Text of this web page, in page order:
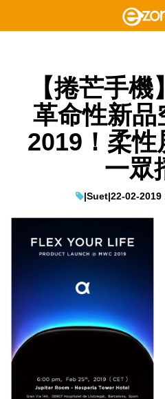
【捲芒手
革命性新品
2019！柔
一眾
|Suet|22-02-2019